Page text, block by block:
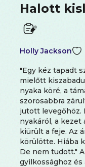
Halott
Holly Jackson
"Egy kéz tapadt
mielőtt
nyaka köré, a
szorosabbra
jutott levegőhöz.
nyakáról, a kezet
kiürült a feje. Az
körülötte. Hiába
De nem tudott."
gyilkossághoz és